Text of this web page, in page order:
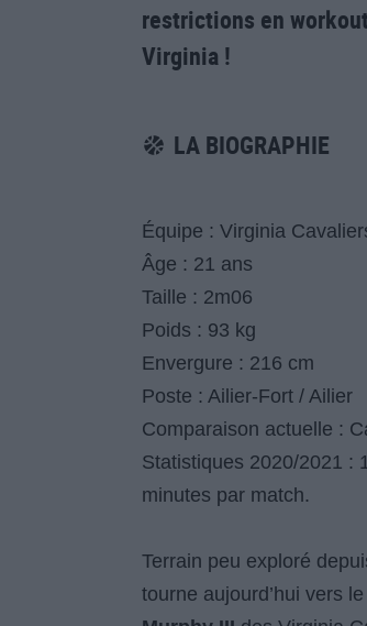
restrictions en
Virginia !
LA BIOGRAPHIE
Équipe : Virginia
Âge : 21 ans
Taille : 2m06
Poids : 93 kg
Envergure : 216 cm
Poste : Ailier-Fort / Ailier
Comparaison actuelle :
Statistiques 2020/2021 :
minutes par match.
Terrain peu exploré
tourne aujourd’hui vers